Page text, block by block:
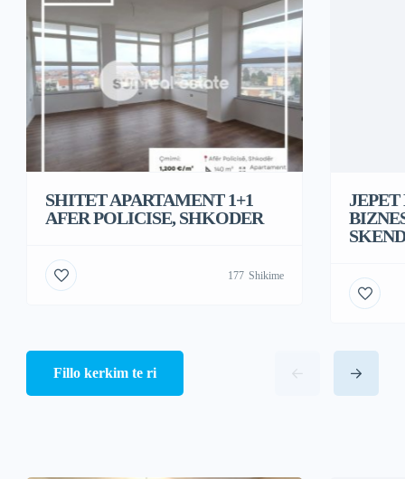
SHITET APARTAMENT 1+1
AFER POLICISE, SHKODER
177 Shikime
Fillo kerkim te ri